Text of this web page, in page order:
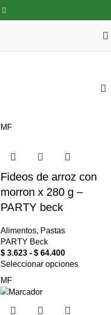
MF
Fideos de arroz con
morron x 280 g –
PARTY beck
Alimentos, Pastas
PARTY Beck
$ 3.623 - $ 64.400
Seleccionar opciones
MF